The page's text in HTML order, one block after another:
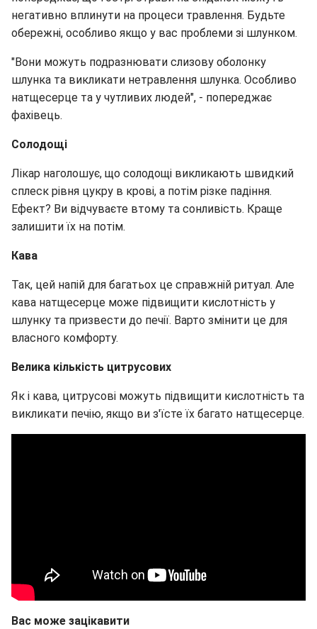
негативно вплинути на процеси травлення. Будьте
обережні, особливо якщо у вас проблеми зі шлунком.
"Вони можуть подразнювати слизову оболонку
шлунка та викликати нетравлення шлунка. Особливо
натщесерце та у чутливих людей", - попереджає
фахівець.
Солодощі
Лікар наголошує, що солодощі викликають швидкий
сплеск рівня цукру в крові, а потім різке падіння.
Ефект? Ви відчуваєте втому та сонливість. Краще
залишити їх на потім.
Кава
Так, цей напій для багатьох це справжній ритуал. Але
кава натщесерце може підвищити кислотність у
шлунку та призвести до печії. Варто змінити це для
власного комфорту.
Велика кількість цитрусових
Як і кава, цитрусові можуть підвищити кислотність та
викликати печію, якщо ви з'їсте їх багато натщесерце.
Вас може зацікавити